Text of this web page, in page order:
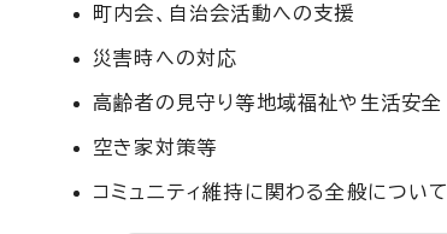
町内会、自治会活動への支援
災害時への対応
高齢者の見守り等地域福祉や生活安全
空き家対策等
コミュニティ維持に関わる全般について